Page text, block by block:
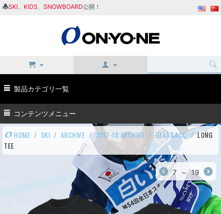
SKI KIDS SNOWBOARD公開！
製品カテゴリ一覧
コンテンツメニュー
HOME / SKI / ARCHIVE / 2017-18 ARCHIVE / GEAR&ACC / LONG
TEE
7 ～ 19